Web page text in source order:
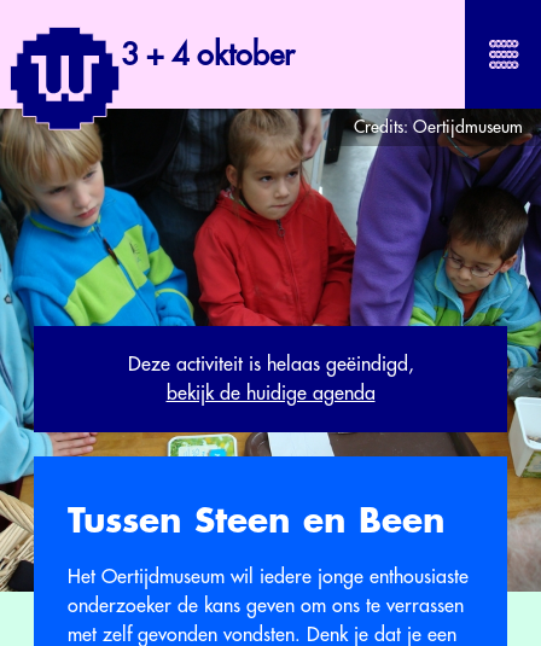
3 + 4 oktober
Credits:Oertijdmuseum
Deze activiteit is helaas geëindigd,
bekijk de huidige agenda
Tussen Steen en Been
Het Oertijdmuseum wil iedere jonge enthousiaste
onderzoeker de kans geven om ons te verrassen
met zelf gevonden vondsten. Denk je dat je een